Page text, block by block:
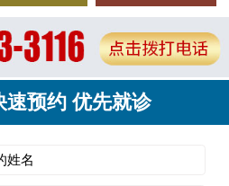
速预约 优先就诊